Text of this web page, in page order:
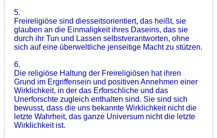
5.
Freireligiöse sind diesseitsorientiert, das heißt, sie
glauben an die Einmaligkeit ihres Daseins, das sie
durch ihr Tun und Lassen selbstverantworten, ohne
sich auf eine überweltliche jenseitige Macht zu stützen.
6.
Die religiöse Haltung der Freireligiösen hat ihren
Grund im Ergriffensein und positiven Annehmen einer
Wirklichkeit, in der das Erforschliche und das
Unerforschte zugleich enthalten sind. Sie sind sich
bewusst, dass die uns bekannte Wirklichkeit nicht die
letzte Wahrheit, das ganze Universum nicht die letzte
Wirklichkeit ist.